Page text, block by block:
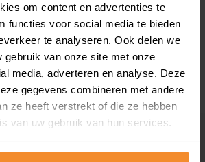
om content en advertenties te
functies voor social media te bieden
te analyseren. Ook delen we
gebruik van onze site met onze
media, adverteren en analyse. Deze
gegevens combineren met andere
ze heeft verstrekt of die ze hebben
van uw gebruik van hun services.
57%
14%